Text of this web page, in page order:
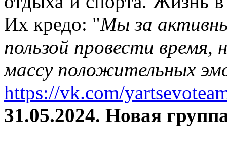
Их кредо: "Мы за
пользой провести время,
массу положительных
https://vk.com/
31.05.2024. Новая